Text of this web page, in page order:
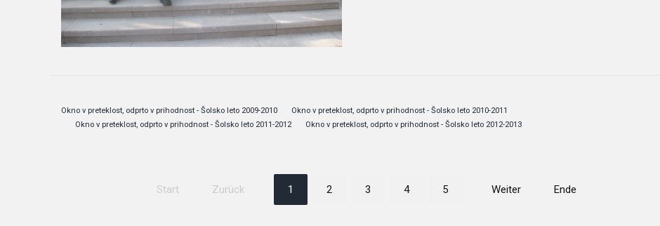
Okno v preteklost, odprto v prihodnost - Šolsko leto 2009-2010
Okno v preteklost, odprto v prihodnost - Šolsko leto 2010-2011
Okno v preteklost, odprto v prihodnost - Šolsko leto 2011-2012
Okno v preteklost, odprto v prihodnost - Šolsko leto 2012-2013
Start Zurück 1 2 3 4 5 Weiter Ende